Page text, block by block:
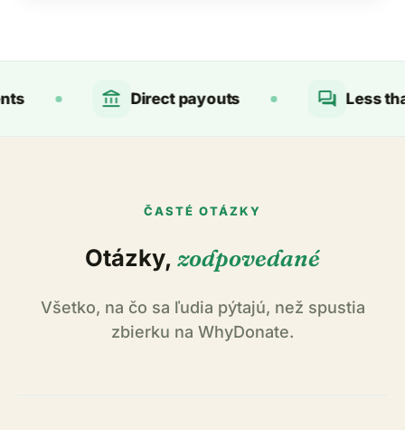
account_balance Direct payouts forum Less than
ČASTÉ OTÁZKY
Otázky, zodpovedané
Všetko, na čo sa ľudia pýtajú, než spustia
zbierku na WhyDonate.